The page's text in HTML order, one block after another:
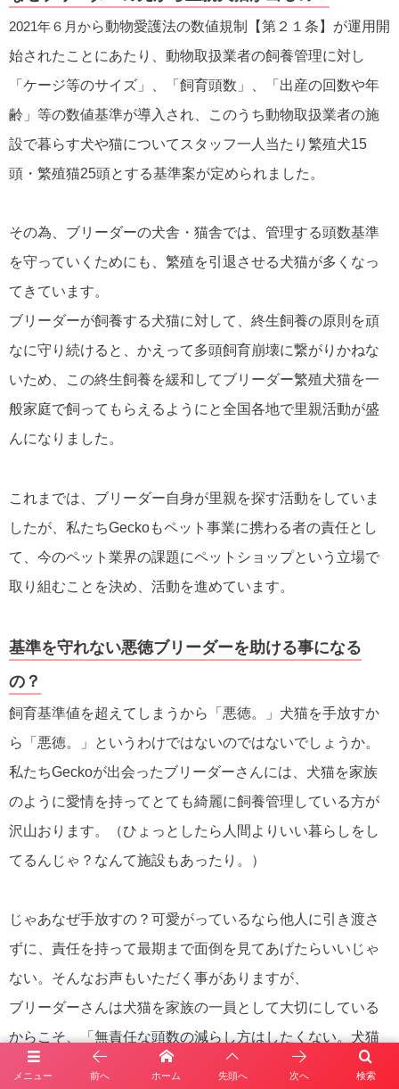
2021年６月から動物愛護法の数値規制【第２１条】が運用開
始されたことにあたり、動物取扱業者の飼養管理に対し
「ケージ等のサイズ」、「飼育頭数」、「出産の回数や年
齢」等の数値基準が導入され、このうち動物取扱業者の施
設で暮らす犬や猫についてスタッフ一人当たり繁殖犬15
頭・繁殖猫25頭とする基準案が定められました。
その為、ブリーダーの犬舎・猫舎では、管理する頭数基準
を守っていくためにも、繁殖を引退させる犬猫が多くなっ
てきています。
ブリーダーが飼養する犬猫に対して、終生飼養の原則を頑
なに守り続けると、かえって多頭飼育崩壊に繋がりかねな
いため、この終生飼養を緩和してブリーダー繁殖犬猫を一
般家庭で飼ってもらえるようにと全国各地で里親活動が盛
んになりました。
これまでは、ブリーダー自身が里親を探す活動をしていま
したが、私たちGeckoもペット事業に携わる者の責任とし
て、今のペット業界の課題にペットショップという立場で
取り組むことを決め、活動を進めています。
基準を守れない悪徳ブリーダーを助ける事になる
の？
飼育基準値を超えてしまうから「悪徳。」犬猫を手放すか
ら「悪徳。」というわけではないのではないでしょうか。
私たちGeckoが出会ったブリーダーさんには、犬猫を家族
のように愛情を持ってとても綺麗に飼養管理している方が
沢山おります。（ひょっとしたら人間よりいい暮らしをし
てるんじゃ？なんて施設もあったり。）
じゃあなぜ手放すの？可愛がっているなら他人に引き渡さ
ずに、責任を持って最期まで面倒を見てあげたらいいじゃ
ない。そんなお声もいただく事がありますが、
ブリーダーさんは犬猫を家族の一員として大切にしている
からこそ、「無責任な頭数の減らし方はしたくない。犬猫
の第2の人生を信頼できる新たなご家族に迎えてほしい。」
メニュー 検索
前へ ホーム 先頭へ 次へ